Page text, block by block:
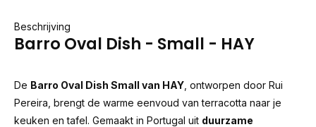
Beschrijving
Barro Oval Dish - Small - HAY
De Barro Oval Dish Small van HAY , ontworpen door Rui
Pereira, brengt de warme eenvoud van terracotta naar je
keuken en tafel. Gemaakt in Portugal uit duurzame